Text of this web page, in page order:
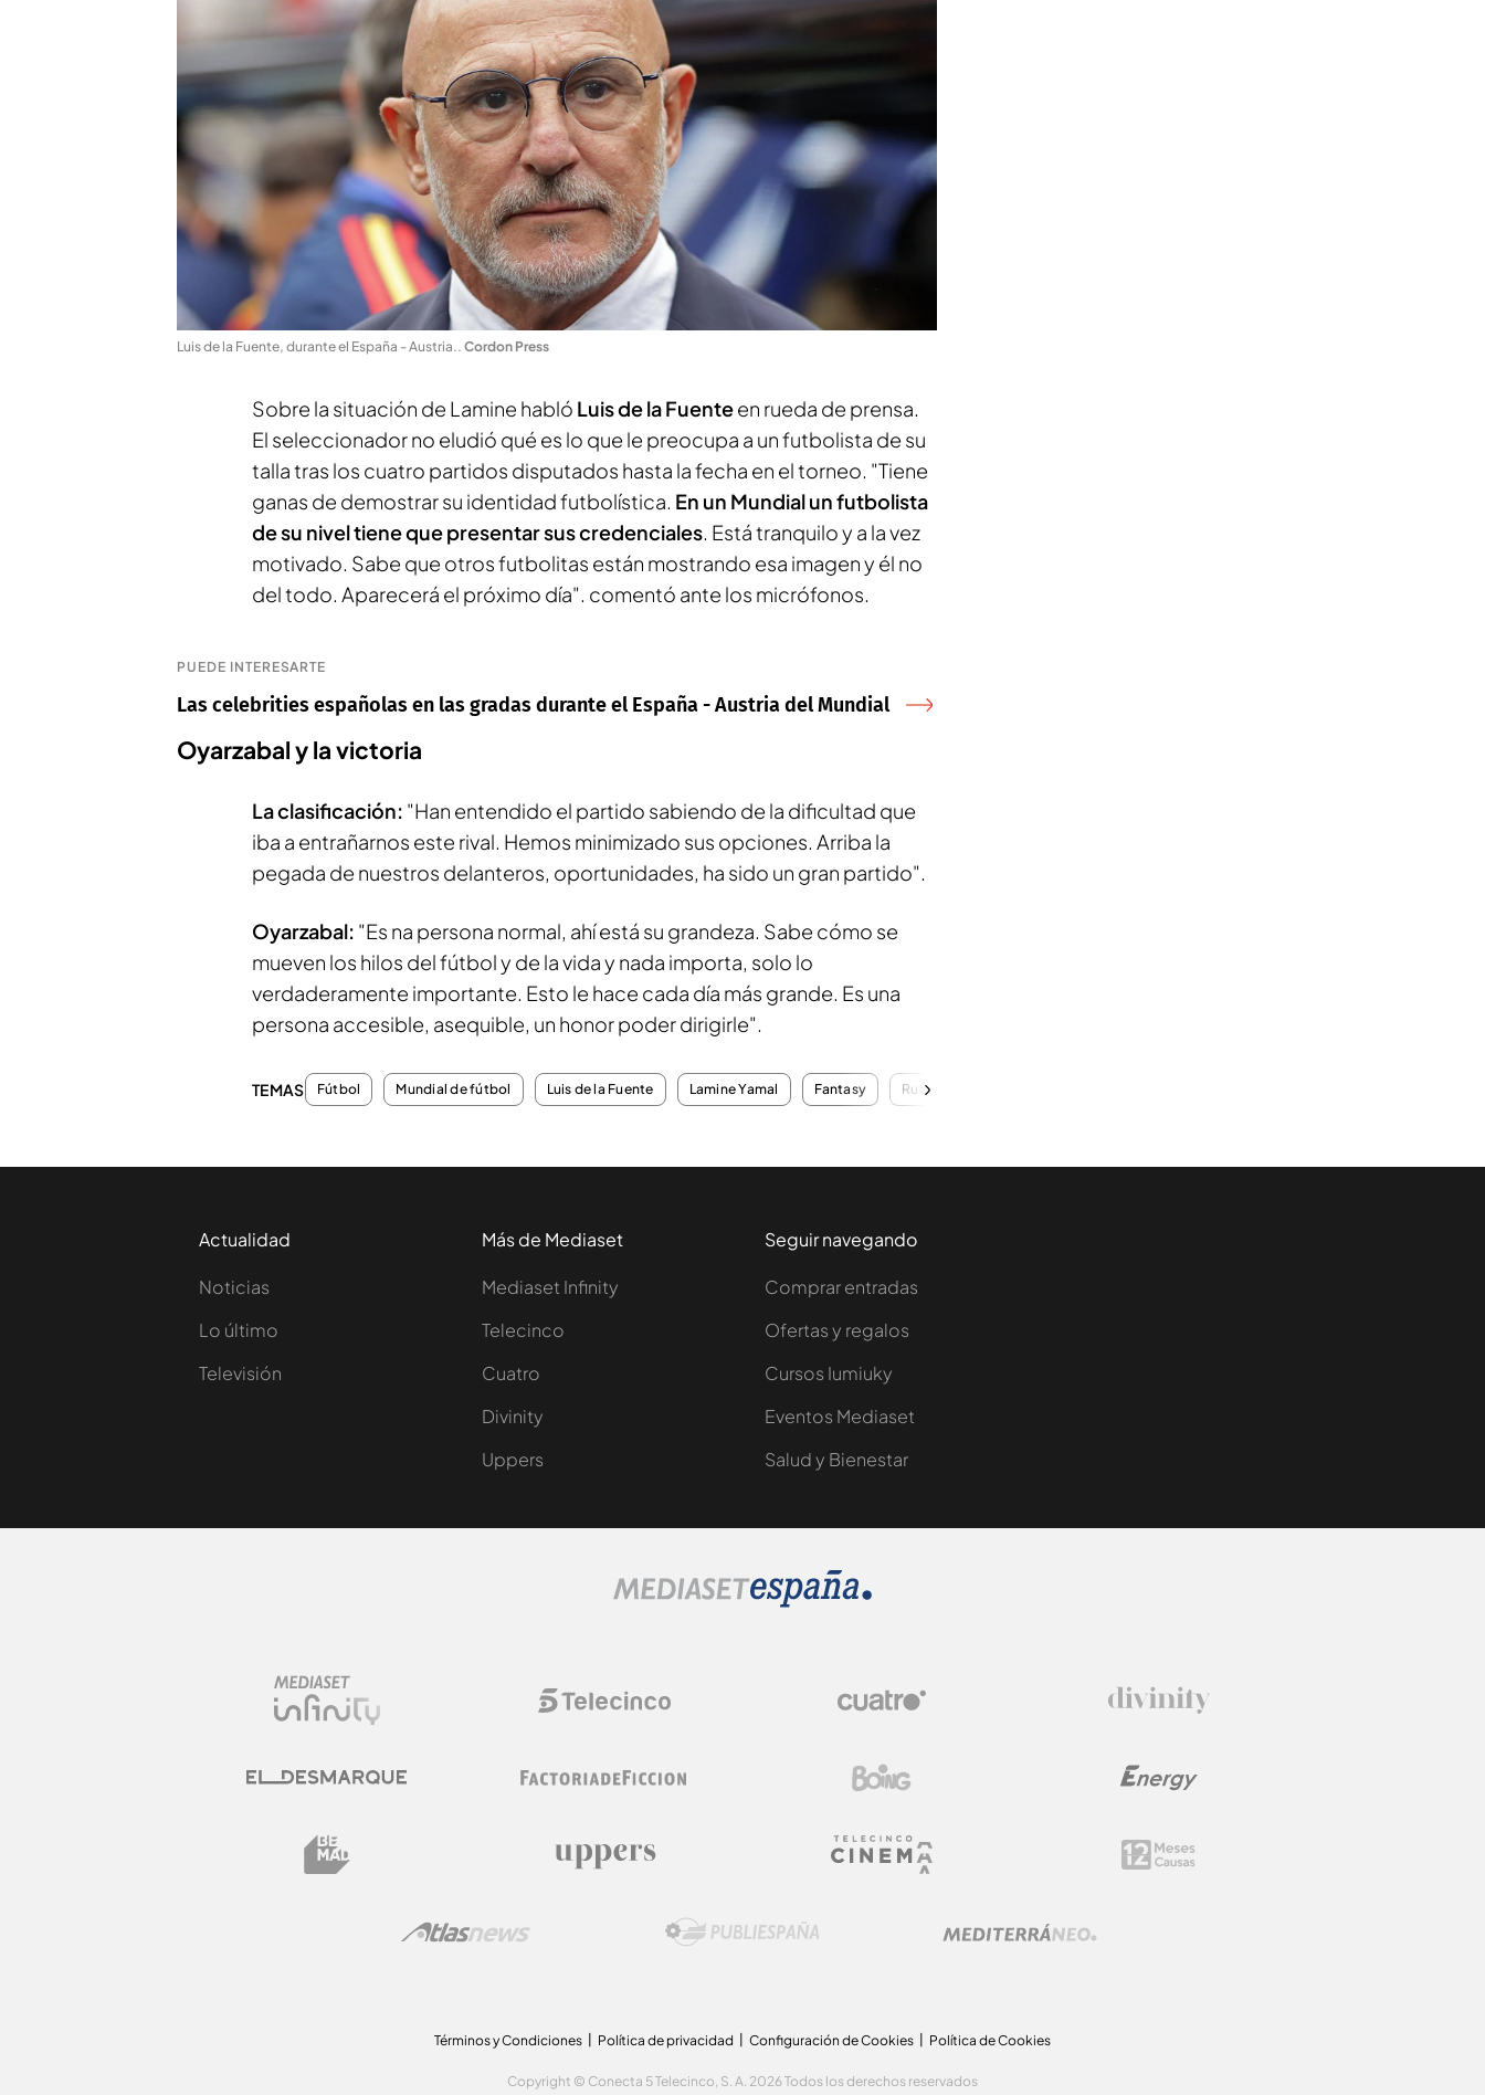
Luis de la Fuente, durante el España - Austria.. Cordon Press
Sobre la situación de Lamine habló Luis de la Fuenteen rueda de prensa.
El seleccionador no eludió qué es lo que le preocupa a un futbolista de su
talla tras los cuatro partidos disputados hasta la fecha en el torneo. "Tiene
ganas de demostrar su identidad futbolística. En un Mundial un futbolista
de su nivel tiene que presentar sus credenciales. Está tranquilo y a la vez
motivado. Sabe que otros futbolitas están mostrando esa imagen y él no
del todo. Aparecerá el próximo día". comentó ante los micrófonos.
PUEDE INTERESARTE
Las celebrities españolas en las gradas durante el España - Austria del Mundial
Oyarzabal y la victoria
La clasificación: "Han entendido el partido sabiendo de la dificultad que
iba a entrañarnos este rival. Hemos minimizado sus opciones. Arriba la
pegada de nuestros delanteros, oportunidades, ha sido un gran partido".
Oyarzabal: "Es na persona normal, ahí está su grandeza. Sabe cómo se
mueven los hilos del fútbol y de la vida y nada importa, solo lo
verdaderamente importante. Esto le hace cada día más grande. Es una
persona accesible, asequible, un honor poder dirigirle".
TEMAS Fútbol Mundial de fútbol Luis de la Fuente Lamine Yamal Fantasy Rueda de prensa
Actualidad
Noticias
Lo último
Televisión
Más de Mediaset
Mediaset Infinity
Telecinco
Cuatro
Divinity
Uppers
Seguir navegando
Comprar entradas
Ofertas y regalos
Cursos Iumiuky
Eventos Mediaset
Salud y Bienestar
Términos y Condiciones Política de privacidad Configuración de Cookies Política de Cookies
Copyright © Conecta 5 Telecinco, S. A. 2026 Todos los derechos reservados